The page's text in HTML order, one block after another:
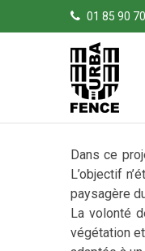
01 85 90
Dans ce
L’objectif
paysagère
La volonté
végétation
Panneau de gestion des